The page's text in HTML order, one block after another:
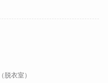
衣室）